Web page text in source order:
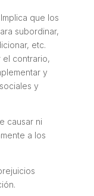
Implica que los
subordinar,
etc.
el contrario,
y
y
causar ni
a los